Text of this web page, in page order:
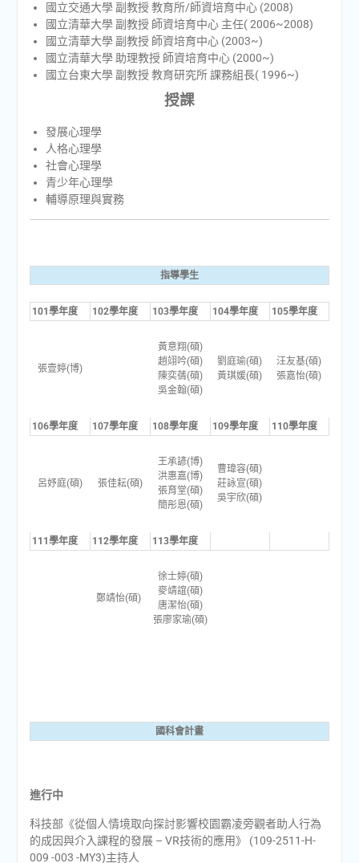
國立交通大學 副教授 教育所/師資培育中心 (2008)
國立清華大學 副教授 師資培育中心 主任( 2006~2008)
國立清華大學 副教授 師資培育中心 (2003~)
國立清華大學 助理教授 師資培育中心 (2000~)
國立台東大學 副教授 教育研究所 課務組長( 1996~)
授課
發展心理學
人格心理學
社會心理學
青少年心理學
輔導原理與實務
指導學生
101學年度 102學年度 103學年度 104學年度 105學年度
張壹婷(博)
黃意翔(碩)
趙翊吟(碩)
陳奕蒨(碩)
吳金翰(碩)
劉庭瑜(碩)
黃琪媛(碩)
汪友基(碩)
張嘉怡(碩)
106學年度 107學年度 108學年度 109學年度 110學年度
呂妤庭(碩) 張佳耘(碩)
王承諺(博)
洪惠嘉(博)
張育堂(碩)
簡彤恩(碩)
曹瑋容(碩)
莊詠宣(碩)
吳宇欣(碩)
111學年度 112學年度 113學年度
鄭靖怡(碩)
徐士婷(碩)
麥靖誼(碩)
唐潔怡(碩)
張廖家瑜(碩)
國科會計畫
進行中
科技部《從個人情境取向探討影響校園霸凌旁觀者助人行為
的成因與介入課程的發展 – VR技術的應用》 (109-2511-H-
009 -003 -MY3)主持人